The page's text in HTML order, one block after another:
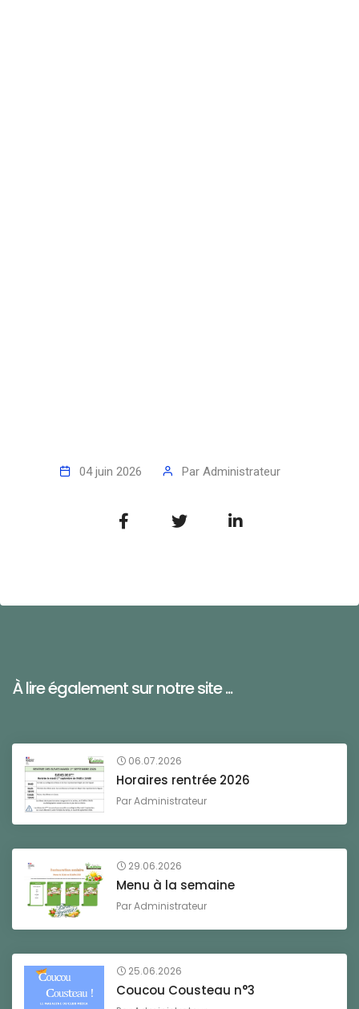
04 juin 2026 Par Administrateur
À lire également sur notre site ...
06.07.2026
Horaires rentrée 2026
ParAdministrateur
29.06.2026
Menu à la semaine
ParAdministrateur
25.06.2026
Coucou Cousteau n°3